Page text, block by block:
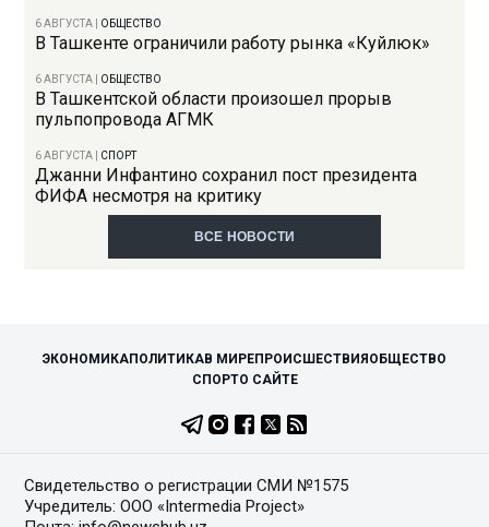
6 АВГУСТА ОБЩЕСТВО
В Ташкенте ограничили работу рынка «Куйлюк»
6 АВГУСТА ОБЩЕСТВО
В Ташкентской области произошел прорыв
пульпопровода АГМК
6 АВГУСТА СПОРТ
Джанни Инфантино сохранил пост президента
ФИФА несмотря на критику
ВСЕ НОВОСТИ
ЭКОНОМИКАПОЛИТИКАВ МИРЕПРОИСШЕСТВИЯ ОБЩЕСТВО
СПОРТО САЙТЕ
Свидетельство о регистрации СМИ №1575
Учредитель: ООО «Intermedia Project»